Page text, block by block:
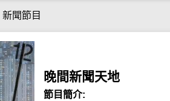
新聞節目
晚間新聞天地
節目簡介: